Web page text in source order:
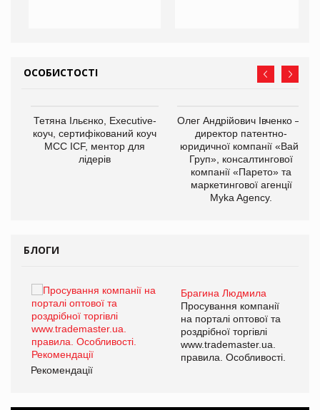
ОСОБИСТОСТІ
Тетяна Ільєнко, Executive-
коуч, сертифікований коуч
МСС ICF, ментор для
лідерів
Олег Андрійович Івченко —
директор патентно-
юридичної компанії «Вайз
Груп», консалтингової
компанії «Парето» та
маркетингової агенції
Myka Agency.
БЛОГИ
Брагина Людмила
Просування компанії
на порталі оптової та
роздрібної торгівлі
www.trademaster.ua.
правила. Особливості.
Рекомендації